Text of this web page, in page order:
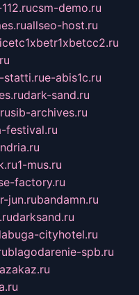
csm-demo.ru
allseo-host.ru
statti.rue-abis1c.ru
dark-sand.ru
sib-archives.ru
festival.ru
1-mus.ru
factory.ru
jun.rubandamn.ru
darksand.ru
cityhotel.ru
blagodarenie-spb.ru